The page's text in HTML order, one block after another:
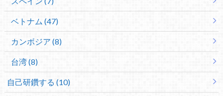
ベトナム (47)
カンボジア (8)
台湾 (8)
自己研鑽する (10)